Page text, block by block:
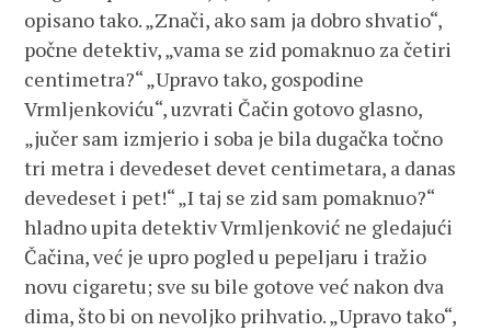
opisano tako. „Znači, ako sam ja dobro shvatio“,
počne detektiv, „vama se zid pomaknuo za četiri
centimetra?“ „Upravo tako, gospodine
Vrmljenkoviću“, uzvrati Čačin gotovo glasno,
„jučer sam izmjerio i soba je bila dugačka točno
tri metra i devedeset devet centimetara, a danas
devedeset i pet!“ „I taj se zid sam pomaknuo?“
hladno upita detektiv Vrmljenković ne gledajući
Čačina, već je upro pogled u pepeljaru i tražio
novu cigaretu; sve su bile gotove već nakon dva
dima, što bi on nevoljko prihvatio. „Upravo tako“,